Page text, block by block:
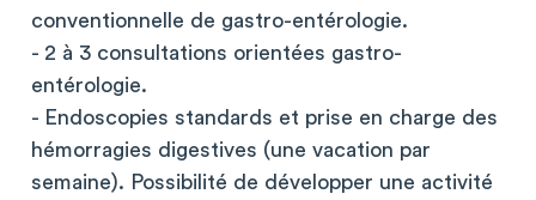
conventionnelle de gastro-entérologie.
- 2 à 3 consultations orientées gastro-
entérologie.
- Endoscopies standards et prise en charge des
hémorragies digestives (une vacation par
semaine). Possibilité de développer une activité